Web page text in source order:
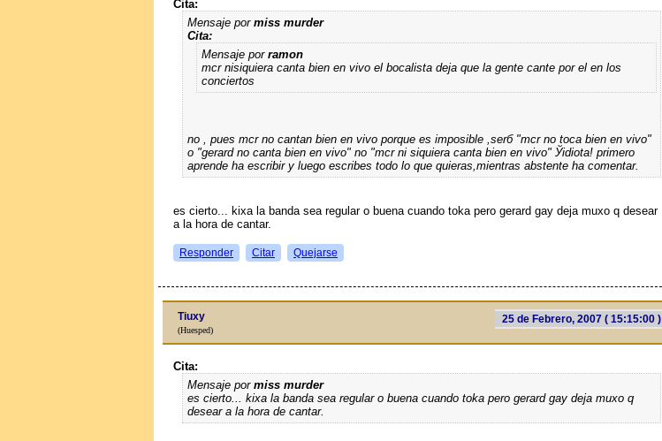
Cita:
Mensaje por miss murder
Cita:
Mensaje por ramon
mcr nisiquiera canta bien en vivo el bocalista deja que la gente cante por el en los
conciertos
no , pues mcr no cantan bien en vivo porque es imposible ,serб "mcr no toca bien en vivo"
o "gerard no canta bien en vivo" no "mcr ni siquiera canta bien en vivo" Ўidiota! primero
aprende ha escribir y luego escribes todo lo que quieras,mientras abstente ha comentar.
es cierto... kixa la banda sea regular o buena cuando toka pero gerard gay deja muxo q desear
a la hora de cantar.
Responder Citar Quejarse
25 de Febrero, 2007 ( 15:15:00 )
Tiuxy
(Huesped)
Cita:
Mensaje por miss murder
es cierto... kixa la banda sea regular o buena cuando toka pero gerard gay deja muxo q
desear a la hora de cantar.